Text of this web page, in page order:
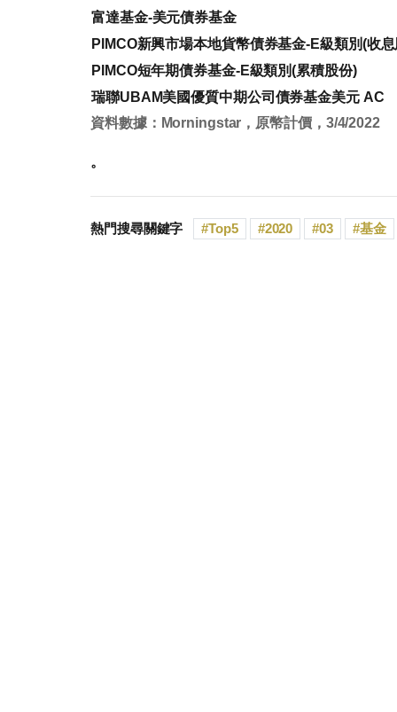
富達基金-美元債券基金
PIMCO新興市場本地貨幣債券基金-E級類別(收
PIMCO短年期債券基金-E級類別(累積股份)
瑞聯UBAM美國優質中期公司債券基金美元 AC
資料數據：Morningstar，原幣計價，3/4/2022
。
熱門搜尋關鍵字 Top5 2020 03 基金